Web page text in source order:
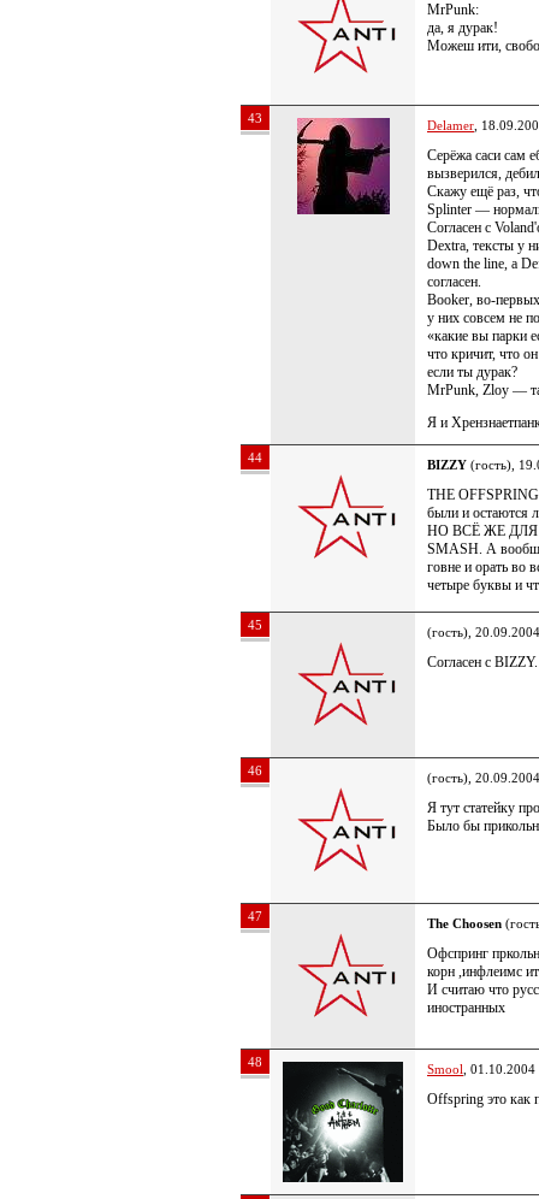
MrPunk:
да, я дурак!
Можеш ити,
43 Delamer ,
Серёжа саси сам
вызверился,
Скажу ещё раз,
Splinter —
Согласен с
Dextra, тексты у
down the line, а
согласен.
Booker, во-
у них совсем не
«какие вы парки
что кричит, что
если ты дурак?
MrPunk, Zloy —
Я и
44 BIZZY (гость),
THE OFFSPRING
были и
НО ВСЁ ЖЕ
SMASH. А вообще
говне и орать
четыре буквы и
45 (гость),
Согласен с BIZZY.
46 (гость),
Я тут статейку
Было бы
47 The Choosen
Офспринг
корн ,инфлеимс
И считаю что
иностранных
48 Smool ,
Offspring это как